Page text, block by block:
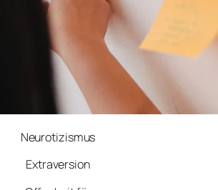
Neurotizismus
Extraversion